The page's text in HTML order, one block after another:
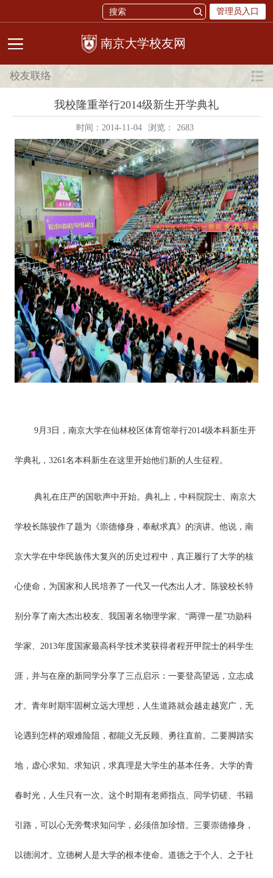
管理员入口
校友网
校友联络
我校隆重举行2014级新生开学典礼
时间：2014-11-04 浏览： 2683
9月3日，南京大学在仙林校区体育馆举行2014级本科新生开
学典礼，3261名本科新生在这里开始他们新的人生征程。
典礼在庄严的国歌声中开始。典礼上，中科院院士、南京大
学校长陈骏作了题为《崇德修身，奉献求真》的演讲。他说，南
京大学在中华民族伟大复兴的历史过程中，真正履行了大学的核
心使命，为国家和人民培养了一代又一代杰出人才。陈骏校长特
别分享了南大杰出校友、我国著名物理学家、“两弹一星”功勋科
学家、2013年度国家最高科学技术奖获得者程开甲院士的科学生
涯，并与在座的新同学分享了三点启示：一要登高望远，立志成
才。青年时期牢固树立远大理想，人生道路就会越走越宽广，无
论遇到怎样的艰难险阻，都能义无反顾、勇往直前。二要脚踏实
地，虚心求知。求知识，求真理是大学生的基本任务。大学的青
春时光，人生只有一次。这个时期有老师指点、同学切磋、书籍
引路，可以心无旁骛求知问学，必须倍加珍惜。三要崇德修身，
以德润才。立德树人是大学的根本使命。道德之于个人、之于社